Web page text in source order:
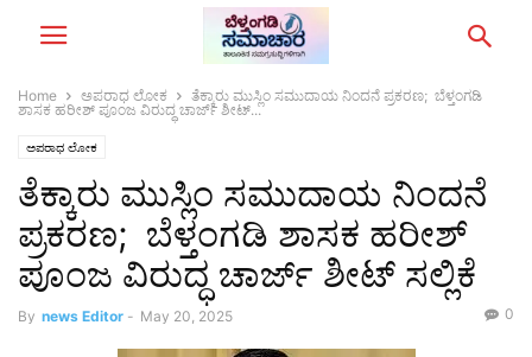
Home ಅಪರಾಧ ಲೋಕ
ತೆಕ್ಕಾರು ಮುಸ್ಲಿಂ ಸಮುದಾಯ ನಿಂದನೆ ಪ್ರಕರಣ; ಬೆಳ್ತಂಗಡಿ
ಶಾಸಕ ಹರೀಶ್ ಪೂಂಜ ವಿರುದ್ಧ ಚಾರ್ಜ್ ಶೀಟ್...
ಅಪರಾಧ ಲೋಕ
ತೆಕ್ಕಾರು ಮುಸ್ಲಿಂ ಸಮುದಾಯ ನಿಂದನೆ
ಪ್ರಕರಣ; ಬೆಳ್ತಂಗಡಿ ಶಾಸಕ ಹರೀಶ್
ಪೂಂಜ ವಿರುದ್ಧ ಚಾರ್ಜ್ ಶೀಟ್ ಸಲ್ಲಿಕೆ
By news Editor - May 20, 2025 0